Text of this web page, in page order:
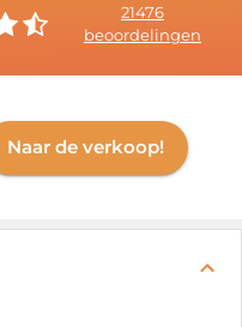
21476
beoordelingen
Naar de verkoop!